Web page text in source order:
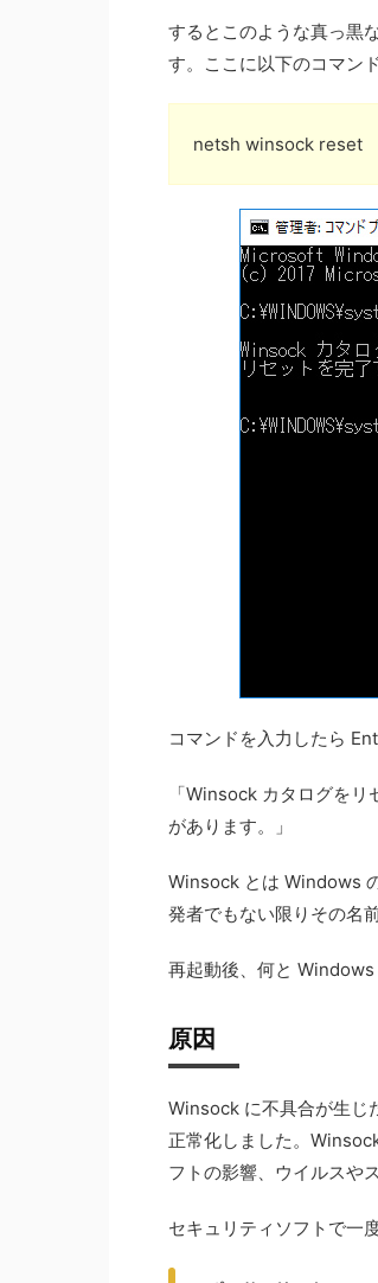
するとこのような真っ黒
す。ここに以下のコマン
netsh winsock reset
コマンドを入力したら
「Winsock カタログを
があります。」
Winsock とは Windows
発者でもない限りその名
再起動後、何と Windows
原因
Winsock に不具合が生じ
正常化しました。
フトの影響、ウイルスや
セキュリティソフトで一